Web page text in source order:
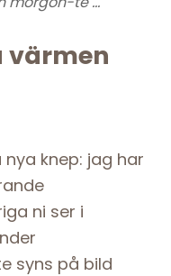
värmen
knep: jag har
ni ser i
syns på bild